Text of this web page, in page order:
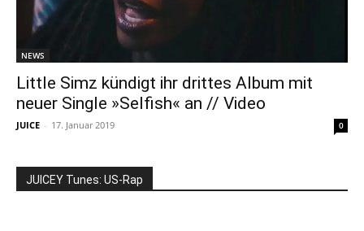
NEWS
Little Simz kündigt ihr drittes Album mit
neuer Single »Selfish« an // Video
JUICE - 17. Januar 2019 0
JUICEY Tunes: US-Rap